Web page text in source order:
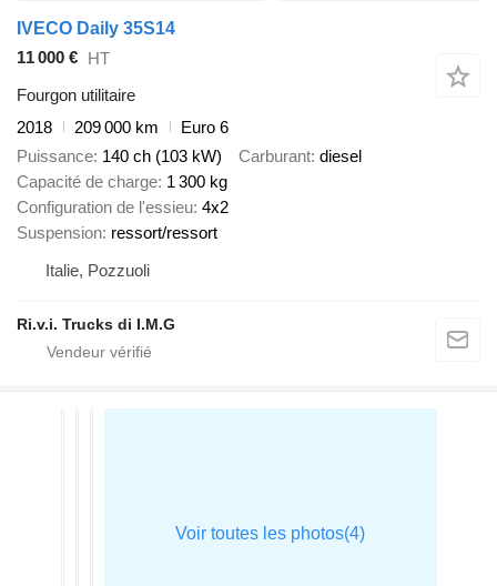
IVECO Daily 35S14
11 000 €
HT
Fourgon utilitaire
2018
209 000 km
Euro 6
Puissance 140 ch (103 kW) Carburant diesel
Capacité de charge 1 300 kg
Configuration de l'essieu 4x2
Suspension ressort/ressort
Italie, Pozzuoli
Ri.v.i. Trucks di I.M.G